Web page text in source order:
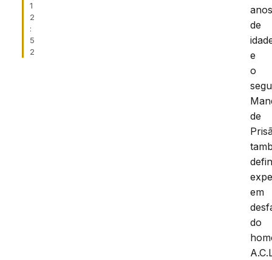
1
2
:
5
2
de
e
o
de
em
do